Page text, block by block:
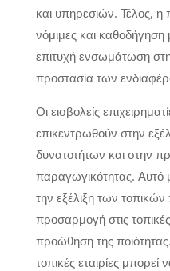
και υπηρεσιών. Τέλος, η
νόμιμες και
επιτυχή ενσωμάτωση
προστασία των
Οι εισβολείς
επικεντρωθούν στην
δυνατοτήτων και στην
παραγωγικότητας. Αυτό
την εξέλιξη των
προσαρμογή στις
προώθηση της
τοπικές εταιρίες